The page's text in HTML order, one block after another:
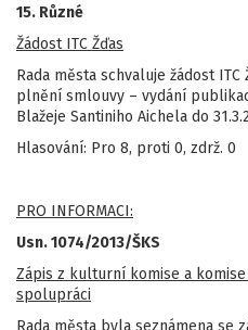
15. Různé
Žádost ITC Žďas
Rada města schvaluje žádost
plnění smlouvy – vydání
Blažeje Santiniho Aichela do
Hlasování: Pro 8, proti 0, zdrž. 0
PRO INFORMACI:
Usn. 1074/2013/ŠKS
Zápis z kulturní komise a
spolupráci
Rada města byla seznámena se